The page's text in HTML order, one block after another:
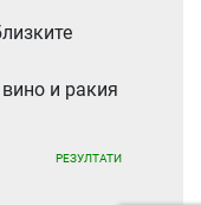
и ракия
РЕЗУЛТАТИ